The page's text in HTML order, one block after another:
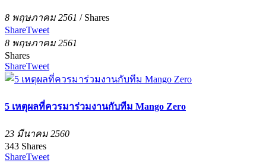
8 พฤษภาคม 2561 / Shares
ShareTweet
8 พฤษภาคม 2561
Shares
ShareTweet
5 เหตุผลที่ควรมาร่วมงานกับทีม Mango Zero
23 มีนาคม 2560
343 Shares
ShareTweet